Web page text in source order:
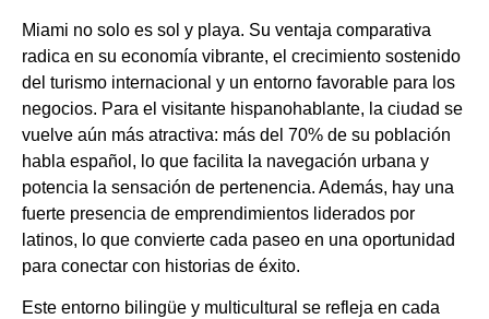
Miami no solo es sol y playa. Su ventaja comparativa
radica en su economía vibrante, el crecimiento sostenido
del turismo internacional y un entorno favorable para los
negocios. Para el visitante hispanohablante, la ciudad se
vuelve aún más atractiva: más del 70% de su población
habla español, lo que facilita la navegación urbana y
potencia la sensación de pertenencia. Además, hay una
fuerte presencia de emprendimientos liderados por
latinos, lo que convierte cada paseo en una oportunidad
para conectar con historias de éxito.
Este entorno bilingüe y multicultural se refleja en cada